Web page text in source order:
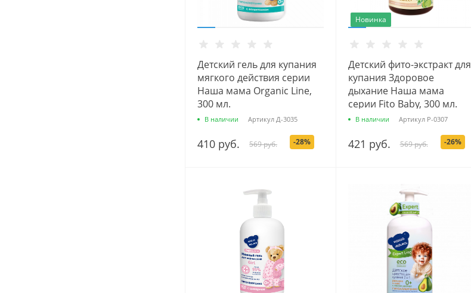
Детский гель для купания
мягкого действия серии
Наша мама Organic Line,
300 мл.
В наличии Артикул Д-3035
410 руб. 569 руб. -28%
Новинка
Детский фито-экстракт для
купания Здоровое
дыхание Наша мама
серии Fito Baby, 300 мл.
В наличии Артикул Р-0307
421 руб. 569 руб. -26%